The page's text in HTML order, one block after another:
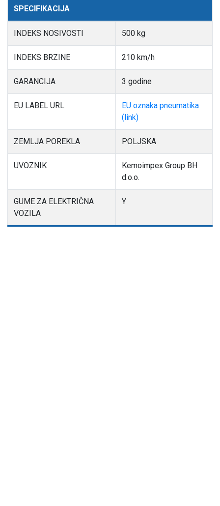
SPECIFIKACIJA
INDEKS NOSIVOSTI 500 kg
INDEKS BRZINE 210 km/h
GARANCIJA 3 godine
EU LABEL URL
EU oznaka pneumatika
(link)
ZEMLJA POREKLA POLJSKA
UVOZNIK
Kemoimpex Group BH
d.o.o.
GUME ZA ELEKTRIČNA
VOZILA
Y